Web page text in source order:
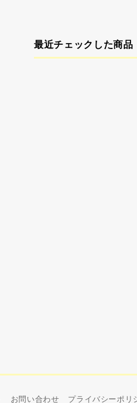
最近チェックした商品
お問い合わせ プライバシーポリ